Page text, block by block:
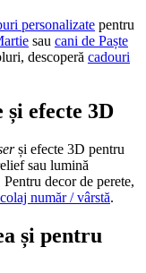
personalizate pentru
sau cani de Paște
descoperă cadouri
efecte 3D
și efecte 3D pentru
sau lumină
Pentru decor de perete,
număr / vârstă.
și pentru